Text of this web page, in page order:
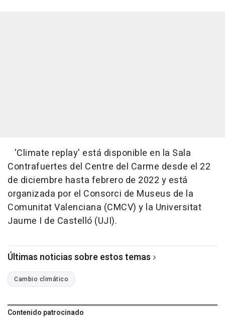
'Climate replay' está disponible en la Sala
Contrafuertes del Centre del Carme desde el 22
de diciembre hasta febrero de 2022 y está
organizada por el Consorci de Museus de la
Comunitat Valenciana (CMCV) y la Universitat
Jaume I de Castelló (UJI).
Últimas noticias sobre estos temas
Cambio climático
Contenido patrocinado